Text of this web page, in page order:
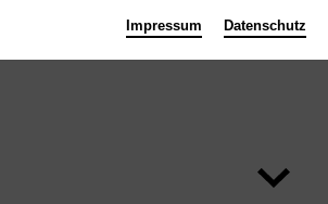
Impressum Datenschutz